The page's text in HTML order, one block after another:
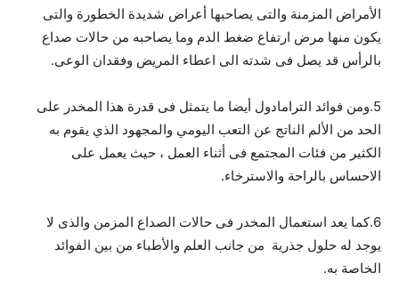
الأمراض المزمنة والتى يصاحبها أعراض شديدة الخطورة والتى
يكون منها مرض ارتفاع ضغط الدم وما يصاحبه من حالات صداع
بالرأس قد يصل فى شدته الى اعطاء المريض وفقدان الوعى.
5.ومن فوائد الترامادول أيضا ما يتمثل فى قدرة هذا المخدر على
الحد من الألم الناتج عن التعب اليومي والمجهود الذي يقوم به
الكثير من فئات المجتمع فى أثناء العمل ، حيث يعمل على
الاحساس بالراحة والاسترخاء.
6.كما يعد استعمال المخدر فى حالات الصداع المزمن والذى لا
يوجد له حلول جذرية من جانب العلم والأطباء من بين الفوائد
الخاصة به.